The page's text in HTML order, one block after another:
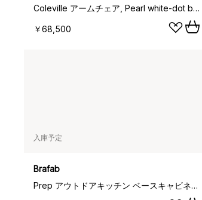
Coleville アームチェア, Pearl white-dot beige
￥68,500
入庫予定
Brafab
Prep アウトドアキッチン ベースキャビネット 110x90x70 cm, Black